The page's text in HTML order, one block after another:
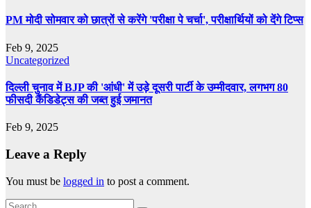
PM मोदी सोमवार को छात्रों से करेंगे 'परीक्षा पे चर्चा', परीक्षार्थियों को देंगे टिप्स
Feb 9, 2025
Uncategorized
दिल्ली चुनाव में BJP की 'आंधी' में उड़े दूसरी पार्टी के उम्मीदवार, लगभग 80
फीसदी कैंडिडेट्स की जब्त हुई जमानत
Feb 9, 2025
Leave a Reply
You must be logged in to post a comment.